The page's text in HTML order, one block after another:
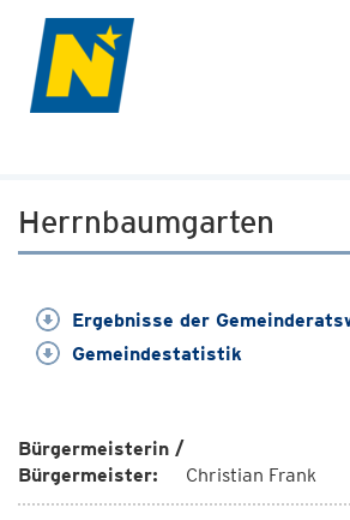
Herrnbaumgarten
Ergebnisse der
Gemeindestatistik
Bürgermeisterin /
Bürgermeister:
Christian Frank